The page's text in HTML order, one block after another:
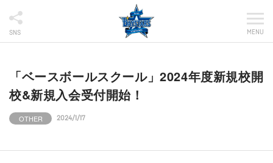
SNS MENU
「ベースボールスクール」2024年度新規校開
校&新規入会受付開始！
OTHER 2024/1/17